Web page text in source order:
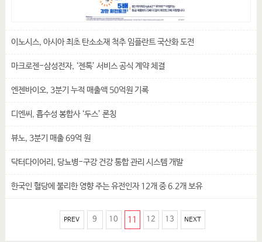
이노시스, 아시아 최초 탄소소재 척추 임플란트 국산화 도전
마크로젠-삼성전자, ‘젠톡’ 서비스 공식 계약 체결
엔젠바이오, 3분기 누적 매출액 50억원 기록
디엔씨, 흡수성 봉합사 ‘두스’ 론칭
뷰노, 3분기 매출 69억 원
닥터다이어리, 당뇨병-구강 건강 통합 관리 시스템 개발
한국인 혈당에 불리한 영향 주는 유전인자 12개 중 6.2개 보유
PREV 9 10 11 12 13 NEXT